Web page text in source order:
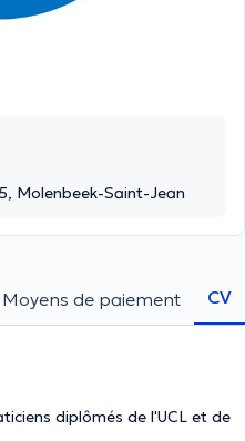
Molenbeek-Saint-Jean
Moyens de paiement CV
diplômés de l'UCL et de